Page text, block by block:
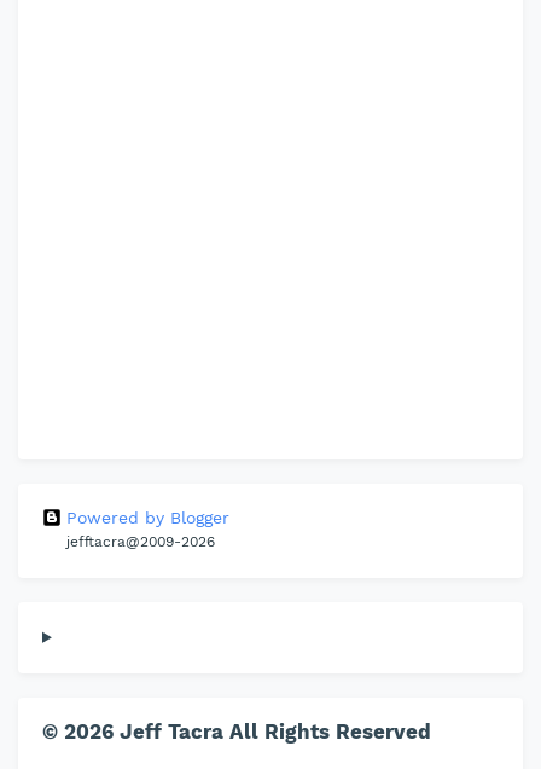
Powered by Blogger
jefftacra@2009-2026
© 2026 Jeff Tacra All Rights Reserved